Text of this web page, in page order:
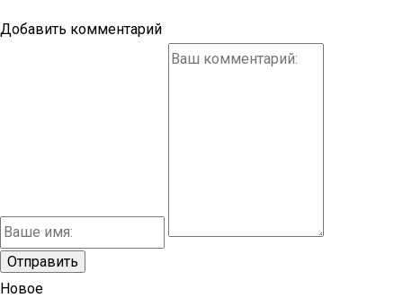
Добавить комментарий
Новое